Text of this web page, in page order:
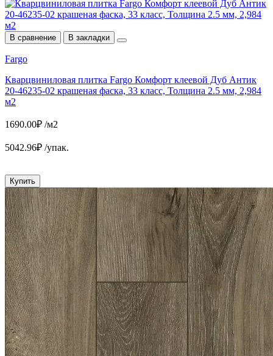
В сравнение В закладки
Fargo
Кварцвиниловая плитка Fargo Комфорт клеевой Дуб Антик
20-46235-02 крашеная фаска, 33 класс, Толщина 2.5 мм, 2,984
м2
1690.00₽ /м2
5042.96₽ /упак.
Купить